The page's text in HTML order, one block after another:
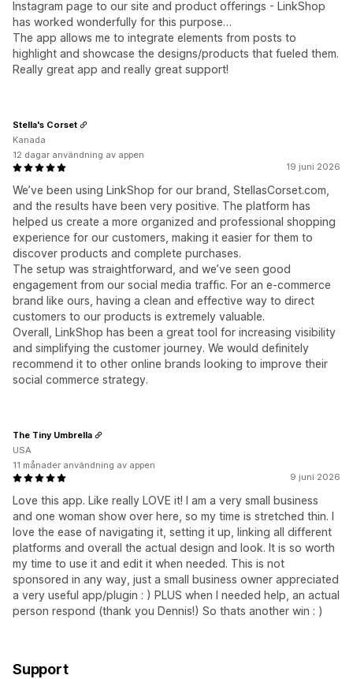
Instagram page to our site and product offerings - LinkShop
has worked wonderfully for this purpose…
The app allows me to integrate elements from posts to
highlight and showcase the designs/products that fueled them.
Really great app and really great support!
19 juni 2026
We’ve been using LinkShop for our brand, StellasCorset.com,
and the results have been very positive. The platform has
helped us create a more organized and professional shopping
experience for our customers, making it easier for them to
discover products and complete purchases.
The setup was straightforward, and we’ve seen good
engagement from our social media traffic. For an e-commerce
brand like ours, having a clean and effective way to direct
customers to our products is extremely valuable.
Overall, LinkShop has been a great tool for increasing visibility
and simplifying the customer journey. We would definitely
recommend it to other online brands looking to improve their
social commerce strategy.
Stella's Corset
Kanada
12 dagar användning av appen
9 juni 2026
Love this app. Like really LOVE it! I am a very small business
and one woman show over here, so my time is stretched thin. I
love the ease of navigating it, setting it up, linking all different
platforms and overall the actual design and look. It is so worth
my time to use it and edit it when needed. This is not
sponsored in any way, just a small business owner appreciated
a very useful app/plugin : ) PLUS when I needed help, an actual
person respond (thank you Dennis!) So thats another win : )
The Tiny Umbrella
USA
11 månader användning av appen
Support